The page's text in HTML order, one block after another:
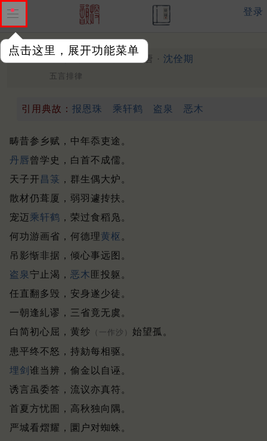
点击这里，展开功能菜单
登录
移禁司刑 初唐 · 沈佺期
五言排律
引用典故： 报恩珠 乘轩鹤 盗泉 恶木
畴昔参乡赋，中年忝吏途。
丹唇曾学史，白首不成儒。
天子开 昌箓 ，群生偶大炉。
散材仍葺厦，弱羽遽抟扶。
宠迈乘轩鹤 ，荣过食稻凫。
何功游画省，何德理黄枢 。
吊影惭非据，倾心事远图。
盗泉宁止渴， 恶木 匪投躯。
任直翻多毁，安身遂少徒。
一朝逢糺谬，三省竟无虞。
白简初心屈，黄纱 （一作沙） 始望孤。
患平终不怒，持劾每相驱。
埋剑 谁当辨，偷金以自诬。
诱言虽委答，流议亦真符。
首夏方忧圄，高秋独向隅。
严城看熠耀，圜户对蜘蛛。